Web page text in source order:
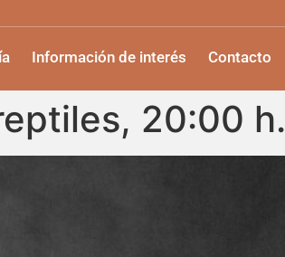
Información de interés Contacto
20:00 h.